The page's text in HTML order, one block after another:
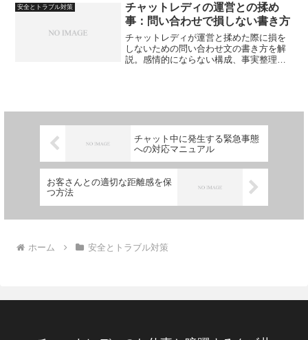
安全とトラブル対策
チャットレディの運営との揉め
事：問い合わせで損しない書き方
チャットレディが運営と揉めた際に損を
しないための問い合わせ文の書き方を解
説。感情的にならない構成、事実整理の
チャット中に発生する緊急事態
への対応マニュアル
お客さんとの適切な距離感を保
つ方法
ホーム 安全とトラブル対策